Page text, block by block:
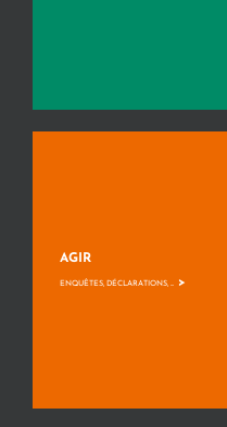
AGIR
ENQUÊTES, DÉCLARATIONS, ... >